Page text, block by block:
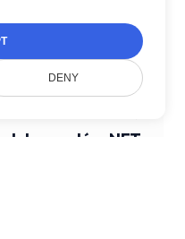
.NET
DENY